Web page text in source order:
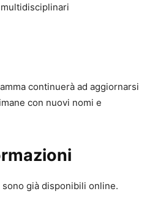
continuerà ad aggiornarsi
con nuovi nomi e
già disponibili online.